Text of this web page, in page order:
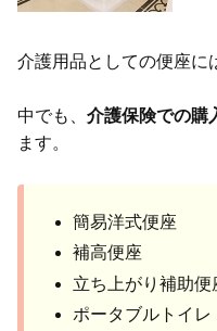
介護用品としての便座に
中でも、 介護保険での購
ます。
簡易洋式便座
補高便座
立ち上がり補助便
ポータブルトイレ